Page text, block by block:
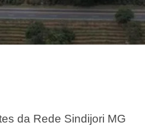
da Rede Sindijori MG